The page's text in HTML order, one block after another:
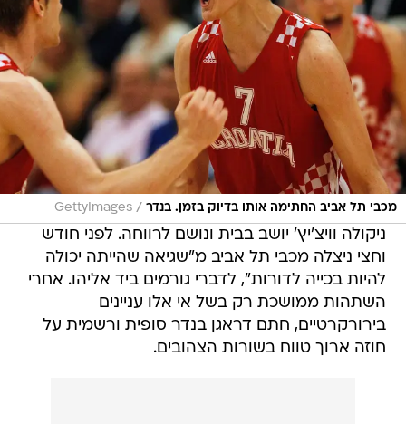
מכבי תל אביב החתימה אותו בדיוק בזמן. בנדר /
GettyImages
ניקולה וויצ'יץ' יושב בבית ונושם לרווחה. לפני חודש
וחצי ניצלה מכבי תל אביב מ"שגיאה שהייתה יכולה
להיות בכייה לדורות", לדברי גורמים ביד אליהו. אחרי
השתהות ממושכת רק בשל אי אלו עניינים
בירורקרטיים, חתם דראגן בנדר סופית ורשמית על
חוזה ארוך טווח בשורות הצהובים.